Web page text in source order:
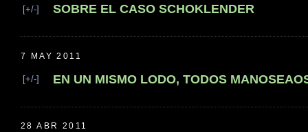
[+/-] SOBRE EL CASO SCHOKLENDER
7 MAY 2011
[+/-] EN UN MISMO LODO, TODOS
28 ABR 2011